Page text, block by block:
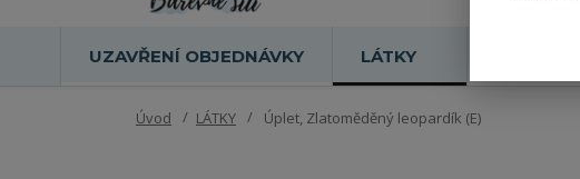
UZAVŘENÍ OBJEDNÁVKY LÁTKY
Úvod LÁTKY Úplet, Zlatoměděný leopardík (E)